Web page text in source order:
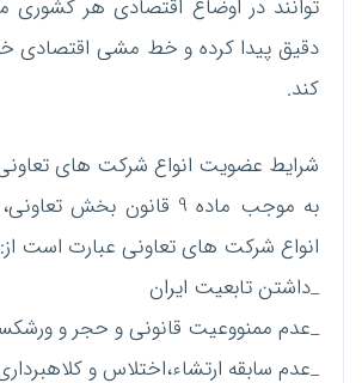
توانند در اوضاع اقتصادی هر کشوری
دقیق پیدا کرده و خط مشی اقتصادی
کند.
شرایط عضویت انواع شرکت های
به موجب ماده 9 قانون
انواع شرکت های تعاونی عبارت است از:
_داشتن تابعیت ایران
_عدم ممنووعیت قانونی و حجر و
_عدم سابقه ارتشاء،اختلاس و